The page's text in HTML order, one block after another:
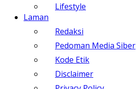
Lifestyle
Laman
Redaksi
Pedoman Media Siber
Kode Etik
Disclaimer